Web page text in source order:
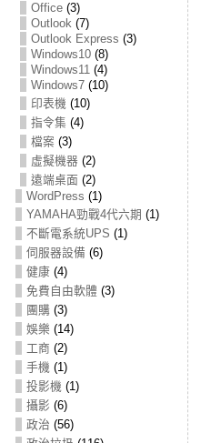
Office(3)
Outlook(7)
Outlook Express (3)
Windows10(8)
Windows11(4)
Windows7(10)
印表機 (10)
指令集 (4)
檔案 (3)
虛擬機器 (2)
遠端桌面 (2)
WordPress (1)
YAMAHA勁戰4代六期 (1)
不斷電系統UPS (1)
伺服器設備 (6)
健康(4)
免費自由軟體 (3)
團購(3)
娛樂 (14)
工商 (2)
手機 (1)
投影機 (1)
攝影 (6)
政治 (56)